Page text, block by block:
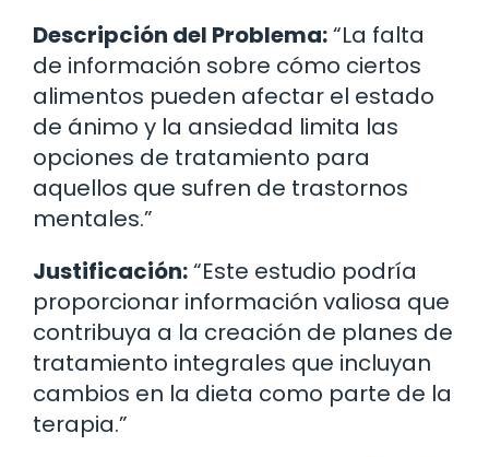
Descripción del Problema:“La falta
de información sobre cómo ciertos
alimentos pueden afectar el estado
de ánimo y la ansiedad limita las
opciones de tratamiento para
aquellos que sufren de trastornos
mentales.”
Justificación:“Este estudio podría
proporcionar información valiosa que
contribuya a la creación de planes de
tratamiento integrales que incluyan
cambios en la dieta como parte de la
terapia.”